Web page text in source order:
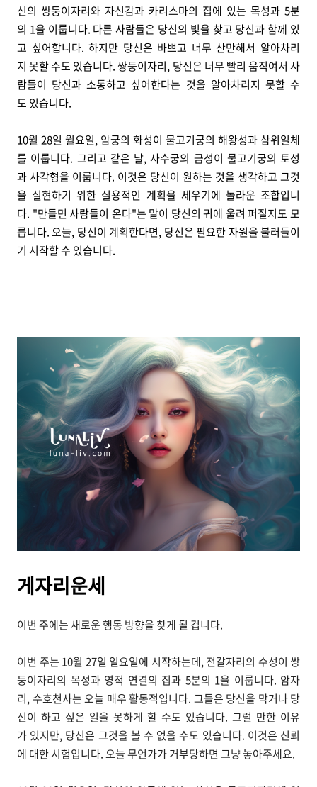
신의 쌍둥이자리와 자신감과 카리스마의 집에 있는 목성과 5분
의 1을 이룹니다. 다른 사람들은 당신의 빛을 찾고 당신과 함께 있
고 싶어합니다. 하지만 당신은 바쁘고 너무 산만해서 알아차리
지 못할 수도 있습니다. 쌍둥이자리, 당신은 너무 빨리 움직여서 사
람들이 당신과 소통하고 싶어한다는 것을 알아차리지 못할 수
도 있습니다.
10월 28일 월요일, 암궁의 화성이 물고기궁의 해왕성과 삼위일체
를 이룹니다. 그리고 같은 날, 사수궁의 금성이 물고기궁의 토성
과 사각형을 이룹니다. 이것은 당신이 원하는 것을 생각하고 그것
을 실현하기 위한 실용적인 계획을 세우기에 놀라운 조합입니
다. "만들면 사람들이 온다"는 말이 당신의 귀에 울려 퍼질지도 모
릅니다. 오늘, 당신이 계획한다면, 당신은 필요한 자원을 불러들이
기 시작할 수 있습니다.
게자리운세
이번 주에는 새로운 행동 방향을 찾게 될 겁니다.
이번 주는 10월 27일 일요일에 시작하는데, 전갈자리의 수성이 쌍
둥이자리의 목성과 영적 연결의 집과 5분의 1을 이룹니다. 암자
리, 수호천사는 오늘 매우 활동적입니다. 그들은 당신을 막거나 당
신이 하고 싶은 일을 못하게 할 수도 있습니다. 그럴 만한 이유
가 있지만, 당신은 그것을 볼 수 없을 수도 있습니다. 이것은 신뢰
에 대한 시험입니다. 오늘 무언가가 거부당하면 그냥 놓아주세요.